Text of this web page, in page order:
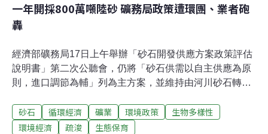
一年開採800萬噸陸砂 礦務局政策遭環團、業者砲
轟
經濟部礦務局17日上午舉辦「砂石開發供應方案政策評估
說明書」第二次公聽會，仍將「砂石供需以自主供應為原
則，進口調節為輔」列為主方案，並維持由河川砂石轉向
區，預計每年合計開採800萬公噸砂石。不但到場的環團
人士持反對意見，指出將破壞山林與水土保持，甚至有進
砂石 循環經濟 礦業 環境政策
生物多樣性
環境經濟
疏浚 生態保育